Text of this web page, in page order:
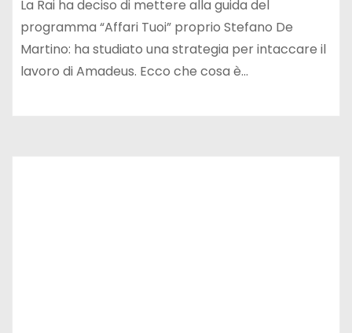
La Rai ha deciso di mettere alla guida del
programma “Affari Tuoi” proprio Stefano De
Martino: ha studiato una strategia per intaccare il
lavoro di Amadeus. Ecco che cosa è…